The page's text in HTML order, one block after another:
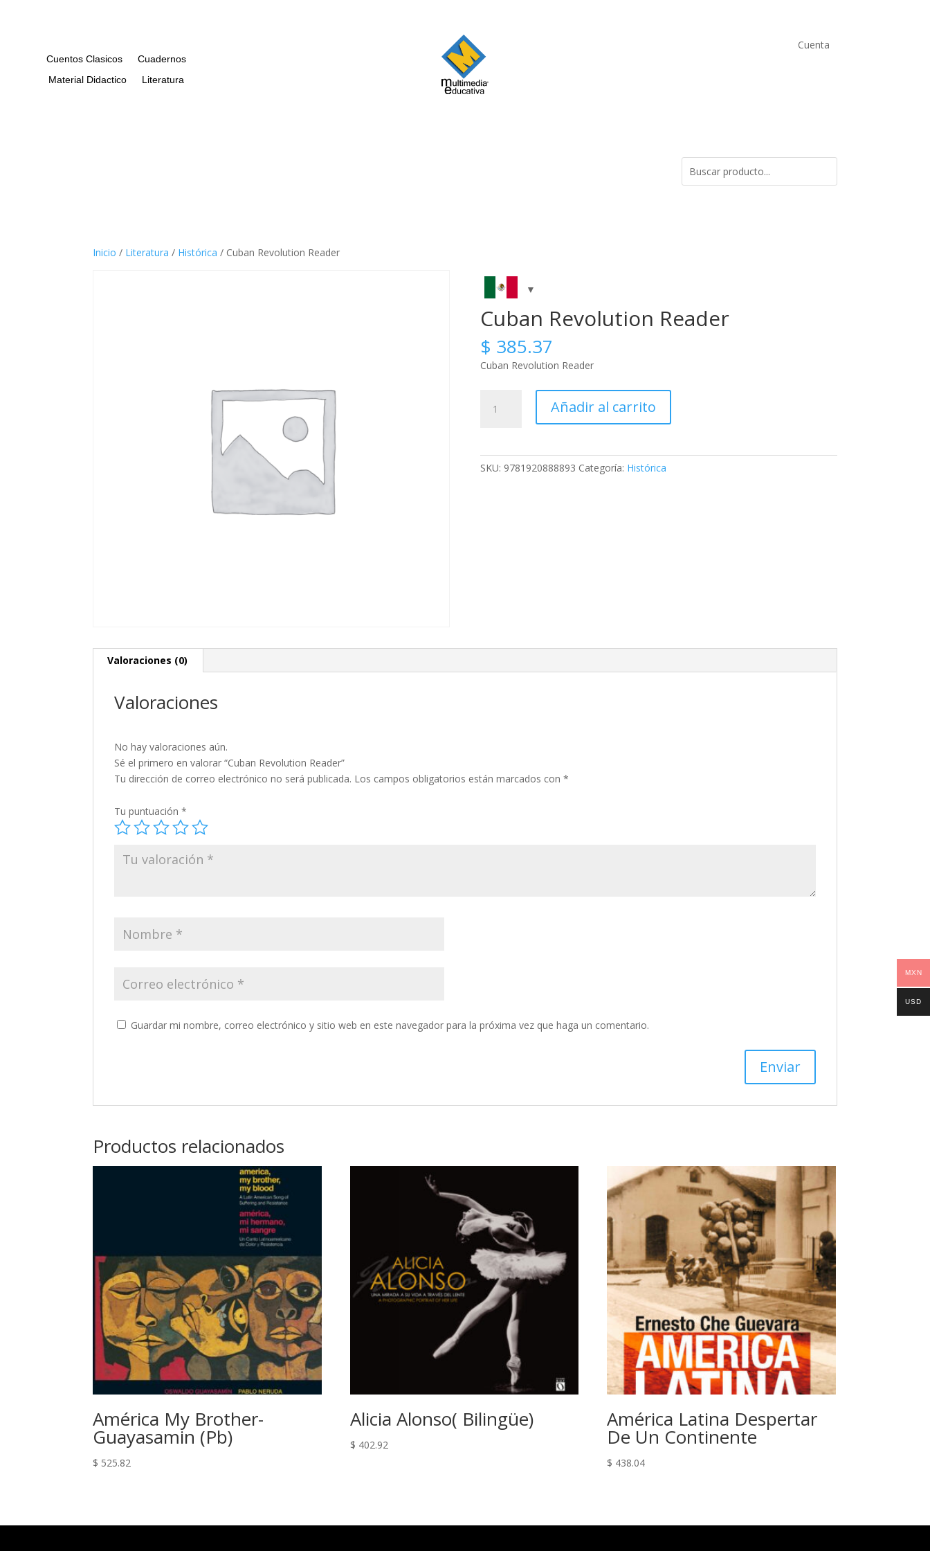
Cuentos Clasicos
Cuadernos
Material Didactico
Literatura
Cuenta
Inicio / Literatura / Histórica / Cuban Revolution Reader
Cuban Revolution Reader
$ 385.37
Cuban Revolution Reader
Revolution
Añadir al carrito
SKU: 9781920888893 Categoría: Histórica
Valoraciones (0)
Valoraciones
No hay valoraciones aún.
Sé el primero en valorar “Cuban Revolution Reader”
Tu dirección de correo electrónico no será publicada. Los campos obligatorios están marcados con*
Tu puntuación*
Guardar mi nombre, correo electrónico y sitio web en este navegador para la próxima vez que haga un comentario.
Productos relacionados
América My Brother-
Guayasamin (Pb)
$ 525.82
Alicia Alonso( Bilingüe)
$ 402.92
América Latina Despertar
De Un Continente
$ 438.04
MXN
USD